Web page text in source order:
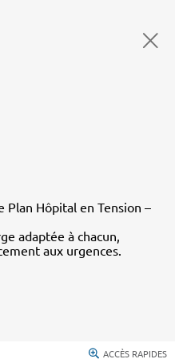
Plan Hôpital en Tension –
adaptée à chacun,
aux urgences.
ACCÈS RAPIDES